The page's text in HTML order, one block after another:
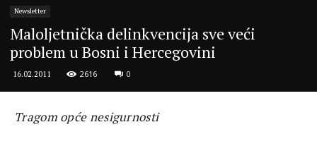
Newsletter
Maloljetnička delinkvencija sve veći
problem u Bosni i Hercegovini
16.02.2011 2616 0
Tragom opće nesigurnosti